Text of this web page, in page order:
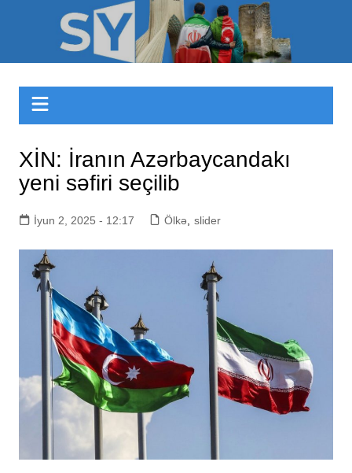
Sizinyol.org
XİN: İranın Azərbaycandakı
yeni səfiri seçilib
İyun 2, 2025 - 12:17 Ölkə slider